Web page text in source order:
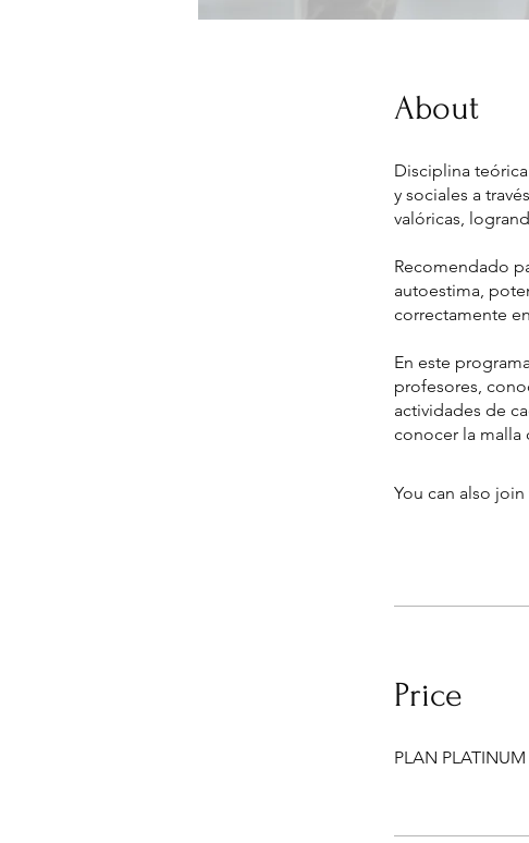
About
Disciplina
y sociales a
valóricas,
Recomendado
autoestima,
correctamente
En este
profesores,
actividades de
conocer la malla
You can also
Price
PLAN